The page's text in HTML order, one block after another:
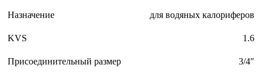
Назначение для водяных калориферов
KVS 1.6
Присоединительный размер 3/4″